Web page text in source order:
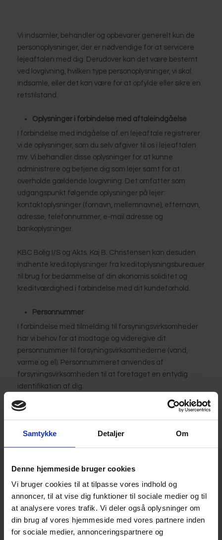
Samtykke Detaljer Om
Denne hjemmeside bruger cookies
Vi bruger cookies til at tilpasse vores indhold og
annoncer, til at vise dig funktioner til sociale medier og til
at analysere vores trafik. Vi deler også oplysninger om
din brug af vores hjemmeside med vores partnere inden
for sociale medier, annonceringspartnere og
Vi indsamler, behandler og opbevarer generelt kun de
personoplysninger, der er nødvendige for at servicere
lejeaftalen med dig. Derudover kan det være bestemt
ved lovgivning, hvilken type personoplysninger, vi skal
indsamle, eller det kan være for at opfylde eller sikre en
retstilstand.
​Oplysninger i forbindelse med aftaleindgåelse
I forbindelse med indgåelse af en lejeaftale registrerer
vi de oplysninger, som du selv afgiver til os i lejeaftalen
mv. Vi behandler disse oplysninger for at kunne
administrere og betjene dig som lejer samt for at
overholde gældende lovgivning. Det omfatter som
udgangspunkt følgende oplysninger på lejer:
kontaktoplysninger (fornavn, mellemnavne), efternavn,
adresse, telefonnummer, e-mail adresse og
bankoplysninger.
KBC Bolig I/S og Akts. Kaj B. Christensen kan desuden
indhente kreditoplysninger fra kreditoplysningsbureauer
til brug for bedømmelse af din økonomis soliditet og
kreditværdighed i forbindelse med dit kundeforhold.
Personnummer
I forbindelse med tilmelding til forsyningsvirksomheder
har vi behov for at modtage og videregive dit
personnummer til forsyningsvirksomhederne (vand,
varme og el). Personnummeret anvendes af
forsyningsvirksomheden til at foretaget en entydig
identifikation af dig.
www.KBC-
BoligI/S
Oplysninger om hvilke dele af hjemmesiden der
besøges, opsamles i logfiler sammen med IP-adresser.
besøgendes brug af hjemmesiden.
På hjemmesiden anvendes cookies, der er en lille
tekstfil, som gemmes gennem din browser. De cookies,
som vi anvender, indeholder ingen personlige
oplysninger.